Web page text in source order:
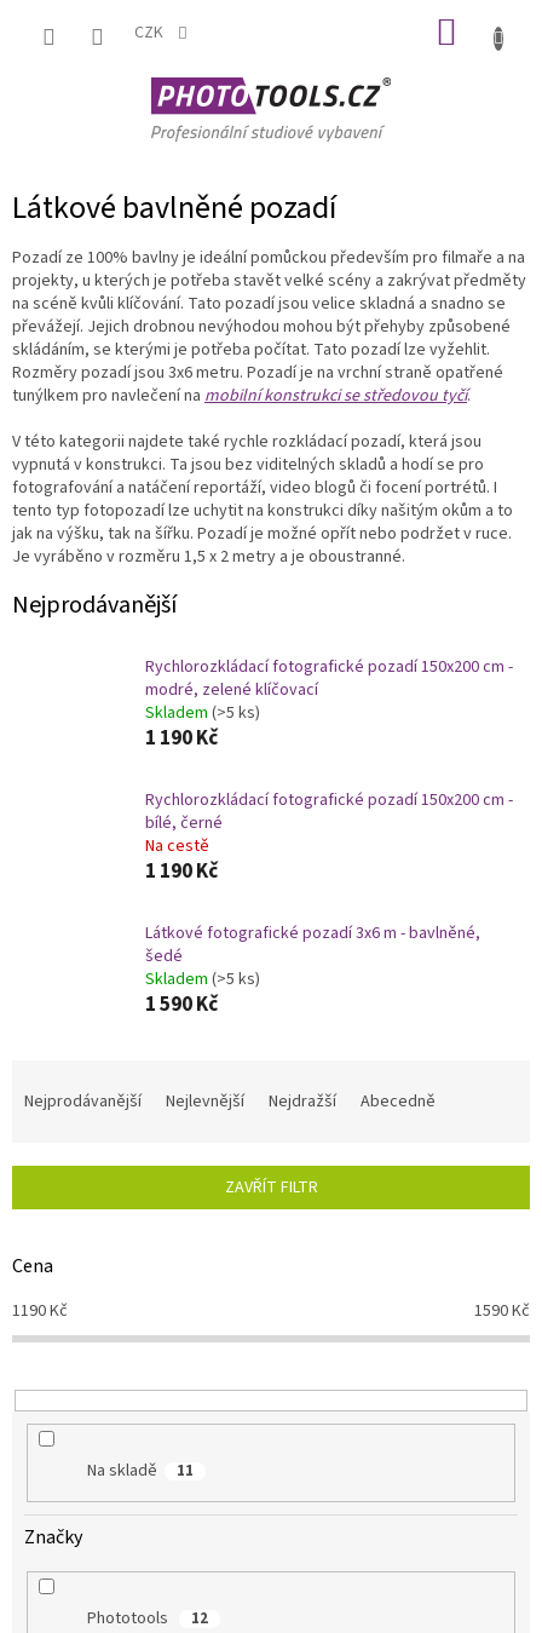
CZK
Látkové bavlněné pozadí
Pozadí ze 100% bavlny je ideální pomůckou především pro filmaře a na
projekty, u kterých je potřeba stavět velké scény a zakrývat předměty
na scéně kvůli klíčování. Tato pozadí jsou velice skladná a snadno se
převážejí. Jejich drobnou nevýhodou mohou být přehyby způsobené
skládáním, se kterými je potřeba počítat. Tato pozadí lze vyžehlit.
Rozměry pozadí jsou 3x6 metru. Pozadí je na vrchní straně opatřené
tunýlkem pro navlečení na mobilní konstrukci se středovou tyčí.
V této kategorii najdete také rychle rozkládací pozadí, která jsou
vypnutá v konstrukci. Ta jsou bez viditelných skladů a hodí se pro
fotografování a natáčení reportáží, video blogů či focení portrétů. I
tento typ fotopozadí lze uchytit na konstrukci díky našitým okům a to
jak na výšku, tak na šířku. Pozadí je možné opřít nebo podržet v ruce.
Je vyráběno v rozměru 1,5 x 2 metry a je oboustranné.
Nejprodávanější
Rychlorozkládací fotografické pozadí 150x200 cm -
modré, zelené klíčovací
Skladem (>5 ks)
1 190 Kč
Rychlorozkládací fotografické pozadí 150x200 cm -
bílé, černé
Na cestě
1 190 Kč
Látkové fotografické pozadí 3x6 m - bavlněné,
šedé
Skladem (>5 ks)
1 590 Kč
í
r
d
u
t
ů
Nejprodávanější Nejlevnější Nejdražší Abecedně
ZAVŘÍT FILTR
Cena
1190Kč 1590Kč
Na skladě 11
Značky
Phototools 12